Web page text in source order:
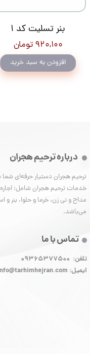
بنر تسلیت کد 1
۹۲۰,۱۰۰ تومان
افزودن به سبد خرید
درباره ترحیم هجران
ترحیم هجران دستیار حرفه‌ای شما
خدمات ترحیم هجران شامل: اجاره
مداح و نی زن، خرما و حلوا، بنر
می‌باشد.
تماس با ما
تلفن: 09365377500
ایمیل: